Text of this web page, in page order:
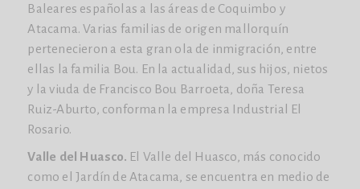
Baleares españolas a las áreas de Coquimbo y
Atacama. Varias familias de origen mallorquín
pertenecieron a esta gran ola de inmigración, entre
ellas la familia Bou. En la actualidad, sus hijos, nietos
y la viuda de Francisco Bou Barroeta, doña Teresa
Ruiz-Aburto, conforman la empresa Industrial El
Rosario.
Valle del Huasco. El Valle del Huasco, más conocido
como el Jardín de Atacama, se encuentra en medio de